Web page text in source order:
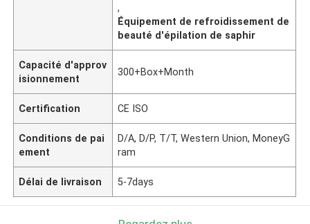
,
Équipement de refroidissement de
beauté d'épilation de saphir
Capacité d'approv
isionnement
300+Box+Month
Certification CE ISO
Conditions de pai
ement
D/A, D/P, T/T, Western Union, MoneyG
ram
Délai de livraison 5-7days